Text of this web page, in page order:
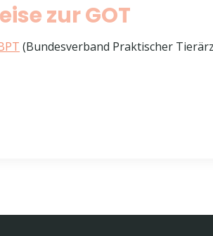
zur GOT
(Bundesverband Praktischer